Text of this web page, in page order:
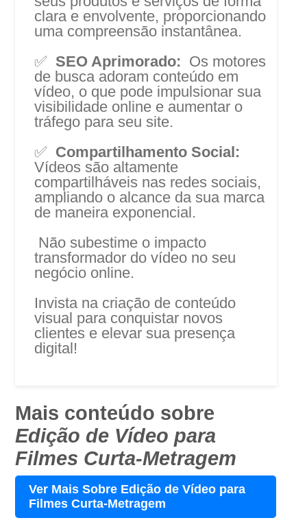
clara e envolvente, proporcionando
uma compreensão instantânea.
✅ SEO Aprimorado: Os motores
de busca adoram conteúdo em
vídeo, o que pode impulsionar sua
visibilidade online e aumentar o
tráfego para seu site.
✅ Compartilhamento Social:
Vídeos são altamente
compartilháveis nas redes sociais,
ampliando o alcance da sua marca
de maneira exponencial.
Não subestime o impacto
transformador do vídeo no seu
negócio online.
Invista na criação de conteúdo
visual para conquistar novos
clientes e elevar sua presença
digital!
Mais conteúdo sobre
Edição de Vídeo para
Filmes Curta-Metragem
Ver Mais Sobre Edição de Vídeo para
Filmes Curta-Metragem